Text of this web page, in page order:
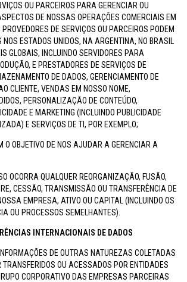
OU PARCEIROS PARA GERENCIAR OU
DE NOSSAS OPERAÇÕES COMERCIAIS EM
DE SERVIÇOS OU PARCEIROS PODEM
NOS ESTADOS UNIDOS, NA ARGENTINA, NO BRASIL
GLOBAIS, INCLUINDO SERVIDORES PARA
E PRESTADORES DE SERVIÇOS DE
DE DADOS, GERENCIAMENTO DE
CLIENTE, VENDAS EM NOSSO NOME,
PERSONALIZAÇÃO DE CONTEÚDO,
E MARKETING (INCLUINDO PUBLICIDADE
E SERVIÇOS DE TI, POR EXEMPLO;
O OBJETIVO DE NOS AJUDAR A GERENCIAR A
OCORRA QUALQUER REORGANIZAÇÃO, FUSÃO,
CESSÃO, TRANSMISSÃO OU TRANSFERÊNCIA DE
EMPRESA, ATIVO OU CAPITAL (INCLUINDO OS
OU PROCESSOS SEMELHANTES).
INTERNACIONAIS DE DADOS
DE OUTRAS NATUREZAS COLETADAS
TRANSFERIDOS OU ACESSADOS POR ENTIDADES
CORPORATIVO DAS EMPRESAS PARCEIRAS